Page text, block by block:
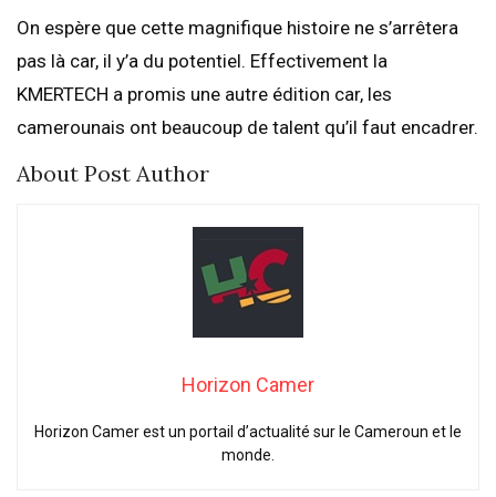
On espère que cette magnifique histoire ne s’arrêtera
pas là car, il y’a du potentiel. Effectivement la
KMERTECH a promis une autre édition car, les
camerounais ont beaucoup de talent qu’il faut encadrer.
About Post Author
Horizon Camer
Horizon Camer est un portail d’actualité sur le Cameroun et le
monde.